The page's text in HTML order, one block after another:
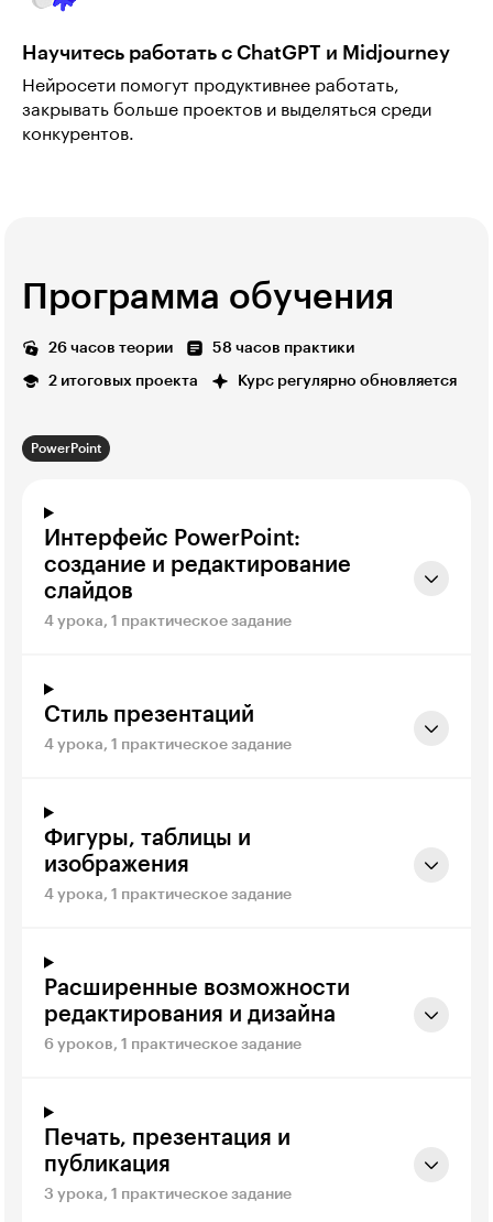
Научитесь работать с ChatGPT и Midjourney
Нейросети помогут продуктивнее работать,
закрывать больше проектов и выделяться среди
конкурентов.
Программа обучения
26 часов теории 58 часов практики
2 итоговых проекта Курс регулярно обновляется
PowerPoint
Интерфейс PowerPoint:
создание и редактирование
слайдов
4 урока, 1 практическое задание
Стиль презентаций
4 урока, 1 практическое задание
Фигуры, таблицы и
изображения
4 урока, 1 практическое задание
Расширенные возможности
редактирования и дизайна
6 уроков, 1 практическое задание
Печать, презентация и
публикация
3 урока, 1 практическое задание